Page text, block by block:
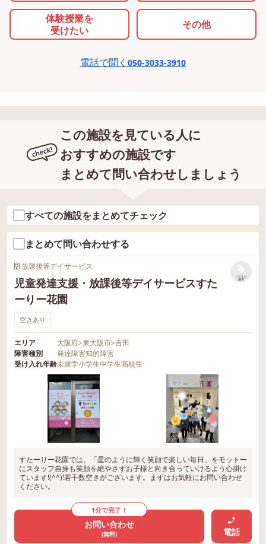
体験授業を
受けたい
その他
電話で聞く 050-3033-3910
この施設を見ている人に
おすすめの施設です
まとめて問い合わせしましょう
すべての施設をまとめてチェック
まとめて問い合わせする
放課後等デイサービス
児童発達支援・放課後等デイサービスすた
ーりー花園
リストに
保存
空きあり
エリア 大阪府>東大阪市>吉田
障害種別
発達障害知的障害
受け入れ年齢未就学小学生中学生高校生
すたーりー花園では、「星のように輝く笑顔で楽しい毎日」をモットー
にスタッフ自身も笑顔を絶やさずお子様と向き合っていけるよう心掛け
ています!(^^)!若干数空きがございます。まずはお気軽にお問い合わせ
ください。
1分で完了！
お問い合わせ
(無料) 電話